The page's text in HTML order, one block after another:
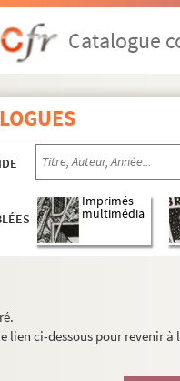
Catalogue
Imprimés
multimédia
lien ci-dessous pour revenir